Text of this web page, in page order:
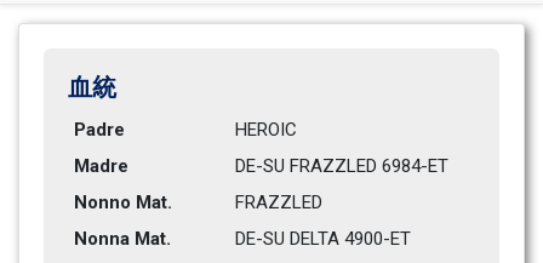
血統
Padre
HEROIC
Madre
DE-SU FRAZZLED 6984-ET
Nonno Mat.
FRAZZLED
Nonna Mat.
DE-SU DELTA 4900-ET